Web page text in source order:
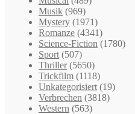
Musik (969)
Mystery (1971)
Romanze (4341)
Science-Fiction (1780)
Sport (507)
Thriller (5650)
Trickfilm (1118)
Unkategorisiert (19)
Verbrechen (3818)
Western (563)